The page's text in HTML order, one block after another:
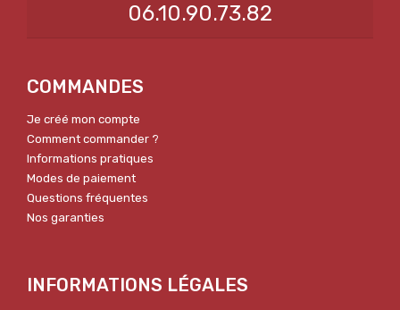
06.10.90.73.82
COMMANDES
Je créé mon compte
Comment commander ?
Informations pratiques
Modes de paiement
Questions fréquentes
Nos garanties
INFORMATIONS LÉGALES